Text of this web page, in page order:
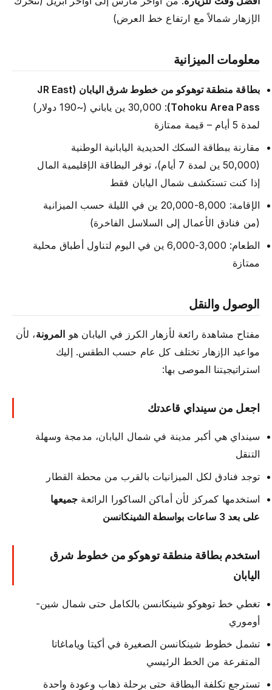
الإزهار شمالاً مع ارتفاع خط العرض)
معلومات الميزانية
بطاقة منطقة توهوكو من خطوط شرق اليابان (JR East
Tohoku Area Pass)
: 30,000 ين ياباني (~190 دولار)
لمدة 5 أيام – قيمة ممتازة
مقارنة ببطاقة السكك الحديدية اليابانية الوطنية
(50,000 ين لمدة 7 أيام)، توفر البطاقة الإقليمية المال
إذا كنت تستكشف شمال اليابان فقط
الإقامة: 8,000-20,000 ين في الليلة حسب الميزانية
(من فنادق الأعمال إلى السلاسل الفاخرة)
الطعام: 3,000-6,000 ين في اليوم لتناول أطباق محلية
ممتازة
الوصول والنقل
مفتاح مشاهدة رائعة لأزهار الكرز في اليابان هو المرونة، لأن
مواعيد الإزهار تختلف كل عام حسب الطقس. إليك
استراتيجيتنا الموصى بها:
اجعل من سينداي قاعدتك
سينداي هي أكبر مدينة في شمال اليابان، مدمجة وسهلة
التنقل
توجد فنادق لكل الميزانيات بالقرب من محطة القطار
استخدمها كمركز لأن أماكن الساكورا الرائعة جميعها
على بعد 3 ساعات بواسطة الشينكانسن
استخدم بطاقة منطقة توهوكو من خطوط شرق
اليابان
تغطي خط توهوكو شينكانسن بالكامل حتى شمال شين-
أوموري
تشمل خطوط شينكانسن الصغيرة في أكيتا وياماغاتا
المتفرعة من الخط الرئيسي
تسترجع تكلفة البطاقة حتى برحلة ذهاب وعودة واحدة